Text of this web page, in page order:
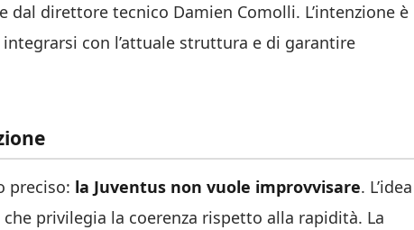
e dal direttore tecnico Damien Comolli. L’intenzione è
con l’attuale struttura e di garantire
preciso: la Juventus non vuole improvvisare. L’idea
privilegia la coerenza rispetto alla rapidità. La